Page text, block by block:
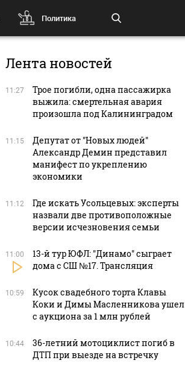
Политика
Лента новостей
11:27
Трое погибли, одна пассажирка
выжила: смертельная авария
произошла под Калининградом
11:15
Депутат от "Новых людей"
Александр Демин представил
манифест по укреплению
экономики
11:12
Где искать Усольцевых: эксперты
назвали две противоположные
версии исчезновения семьи
11:00
13-й тур ЮФЛ: "Динамо" сыграет
дома с СШ №17. Трансляция
10:59
Кусок свадебного торта Клавы
Коки и Димы Масленникова ушел
с аукциона за 1 млн рублей
10:44
36-летний мотоциклист погиб в
ДТП при выезде на встречку